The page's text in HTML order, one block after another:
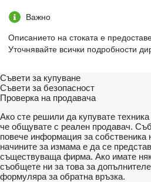
Важно
Описанието на стоката е
Уточнявайте всички подробности
Съвети за купуване
Съвети за безопасност
Проверка на продавача
Ако сте решили да купувате
че общувате с реален продавач.
повече информация за собственика
начините за измама е да се
съществуваща фирма. Ако имате
съобщете ни за това за
формуляра за обратна връзка.